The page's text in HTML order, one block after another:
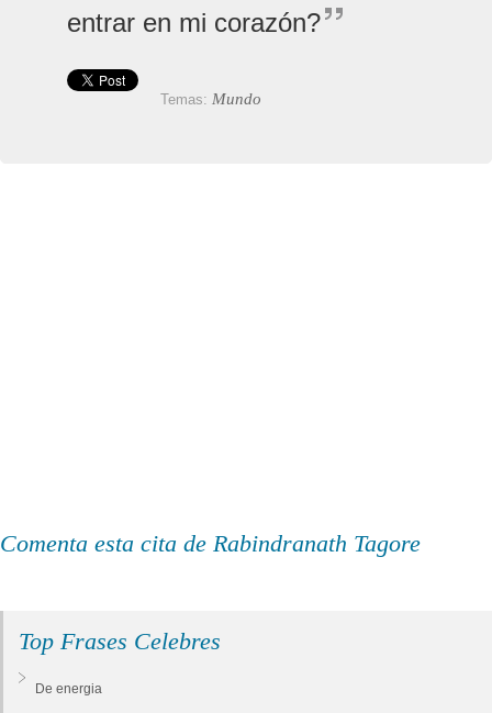
entrar en mi corazón?
Temas: Mundo
Comenta esta cita de Rabindranath Tagore
Top Frases Celebres
De energia